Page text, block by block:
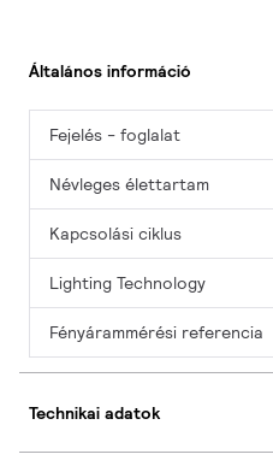
Általános információ
Fejelés - foglalat
Névleges élettartam
Kapcsolási ciklus
Lighting Technology
Fényárammérési referencia
Technikai adatok